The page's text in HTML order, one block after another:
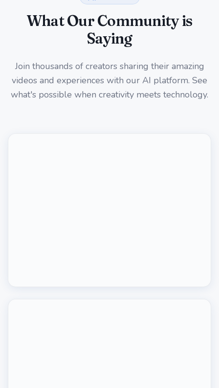
What Our Community is
Saying
Join thousands of creators sharing their amazing
videos and experiences with our AI platform. See
what's possible when creativity meets technology.